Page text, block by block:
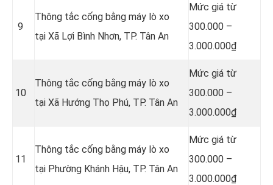
9
Thông tắc cống bằng máy lò xo
tại Xã Lợi Bình Nhơn, TP. Tân An
Mức giá từ
300.000 –
3.000.000₫
10
Thông tắc cống bằng máy lò xo
tại Xã Hướng Thọ Phú, TP. Tân An
Mức giá từ
300.000 –
3.000.000₫
11
Thông tắc cống bằng máy lò xo
tại Phường Khánh Hậu, TP. Tân An
Mức giá từ
300.000 –
3.000.000₫